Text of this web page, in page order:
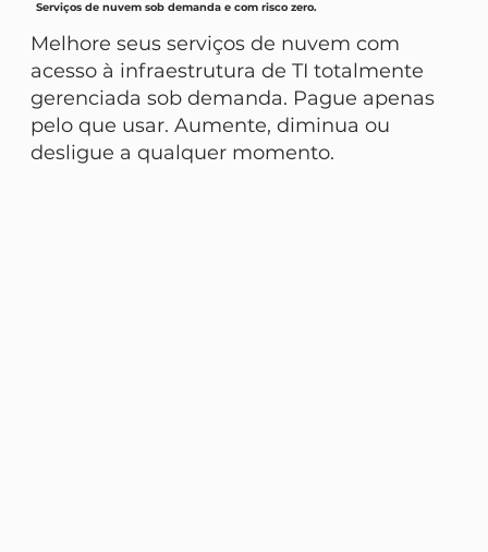
Serviços de nuvem sob demanda e com risco zero.
Melhore seus serviços de nuvem com
acesso à infraestrutura de TI totalmente
gerenciada sob demanda. Pague apenas
pelo que usar. Aumente, diminua ou
desligue a qualquer momento.